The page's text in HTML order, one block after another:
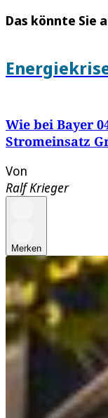
Das könnte Sie
Wie bei Bayer
Stromeinsatz
Von
Ralf Krieger
Merken